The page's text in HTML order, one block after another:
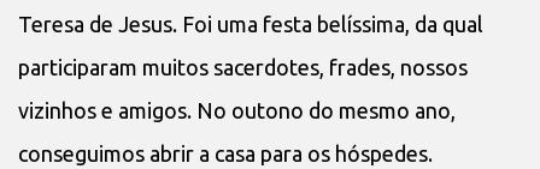
Teresa de Jesus. Foi uma festa belíssima, da qual
participaram muitos sacerdotes, frades, nossos
vizinhos e amigos. No outono do mesmo ano,
conseguimos abrir a casa para os hóspedes.